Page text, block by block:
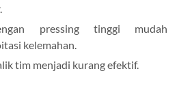
pressing tinggi mudah
kelemahan.
tim menjadi kurang efektif.